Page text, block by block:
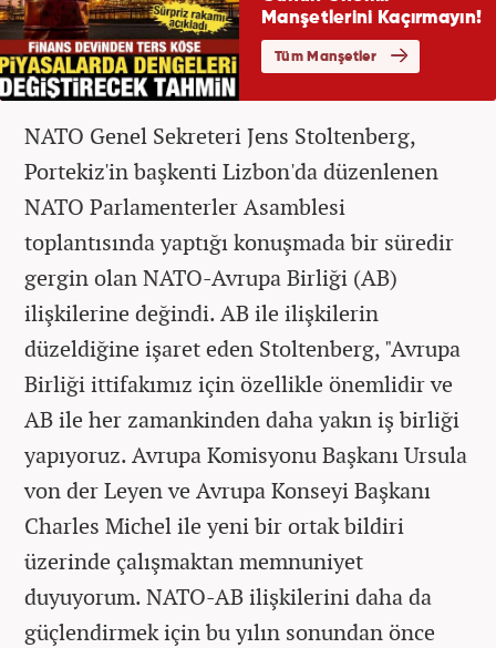
NATO Genel Sekreteri Jens Stoltenberg,
Portekiz'in başkenti Lizbon'da düzenlenen
NATO Parlamenterler Asamblesi
toplantısında yaptığı konuşmada bir süredir
gergin olan NATO-Avrupa Birliği (AB)
ilişkilerine değindi. AB ile ilişkilerin
düzeldiğine işaret eden Stoltenberg, "Avrupa
Birliği ittifakımız için özellikle önemlidir ve
AB ile her zamankinden daha yakın iş birliği
yapıyoruz. Avrupa Komisyonu Başkanı Ursula
von der Leyen ve Avrupa Konseyi Başkanı
Charles Michel ile yeni bir ortak bildiri
üzerinde çalışmaktan memnuniyet
duyuyorum. NATO-AB ilişkilerini daha da
güçlendirmek için bu yılın sonundan önce